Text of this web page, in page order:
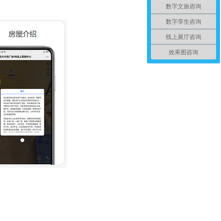
数字文旅咨询
数字孪生咨询
线上展厅咨询
效果图咨询